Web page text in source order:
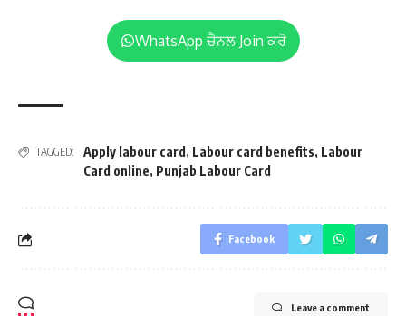
WhatsApp ਚੈਨਲ Join ਕਰੋ
TAGGED: Apply labour card , Labour card benefits, Labour
Card online, Punjab Labour Card
Facebook
Leave a comment